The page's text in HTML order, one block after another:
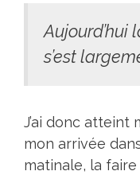
Aujourd’hui
s’est
J’ai donc atteint
mon arrivée
matinale, la